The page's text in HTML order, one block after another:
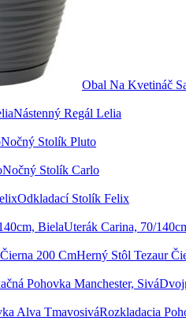
Obal Na Kvetináč
Nástenný Regál Lelia
Nočný Stolík Pluto
Nočný Stolík Carlo
Odkladací Stolík Felix
Uterák Carina, 70/
Herný Stôl Tezaur
Rozkladacia